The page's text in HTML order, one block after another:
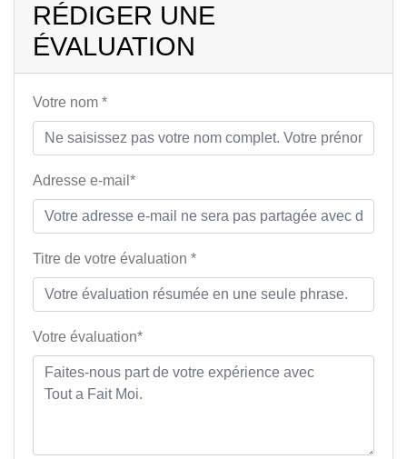
RÉDIGER UNE
ÉVALUATION
Votre nom *
Adresse e-mail*
Titre de votre évaluation *
Votre évaluation*